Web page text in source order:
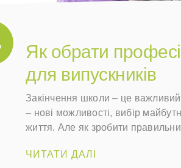
Як обрати
для випускників
Закінчення школи – це
– нові можливості, вибір
життя. Але як зробити
ЧИТАТИ ДАЛІ